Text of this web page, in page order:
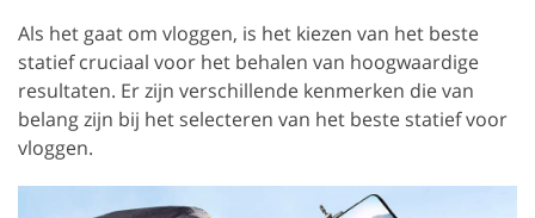
Als het gaat om vloggen, is het kiezen van het beste
statief cruciaal voor het behalen van hoogwaardige
resultaten. Er zijn verschillende kenmerken die van
belang zijn bij het selecteren van het beste statief voor
vloggen.